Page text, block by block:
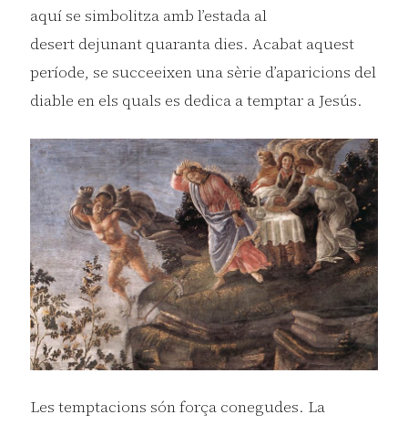
aquí se simbolitza amb l’estada al
desert dejunant quaranta dies. Acabat aquest
període, se succeeixen una sèrie d’aparicions del
diable en els quals es dedica a temptar a Jesús.
Les temptacions són força conegudes. La